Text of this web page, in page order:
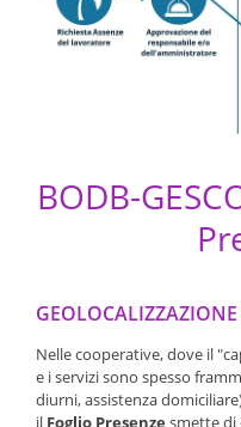
BODB-
Nelle cooperative, dove il
e i servizi sono spesso
diurni, assistenza
il Foglio Presenze smette di